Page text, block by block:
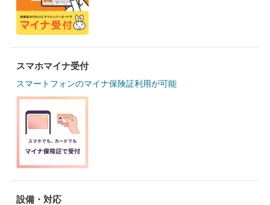
スマホマイナ受付
スマートフォンのマイナ保険証利用が可能
設備・対応